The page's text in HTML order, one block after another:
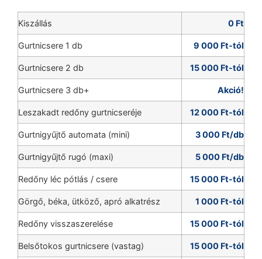
Kiszállás 0 Ft
Gurtnicsere 1 db 9 000 Ft-tól
Gurtnicsere 2 db 15 000 Ft-tól
Gurtnicsere 3 db+ Akció!
Leszakadt redőny gurtnicseréje 12 000 Ft-tól
Gurtnigyűjtő automata (mini) 3 000 Ft/db
Gurtnigyűjtő rugó (maxi) 5 000 Ft/db
Redőny léc pótlás / csere 15 000 Ft-tól
Görgő, béka, ütköző, apró alkatrész 1 000 Ft-tól
Redőny visszaszerelése 15 000 Ft-tól
Belsőtokos gurtnicsere (vastag) 15 000 Ft-tól